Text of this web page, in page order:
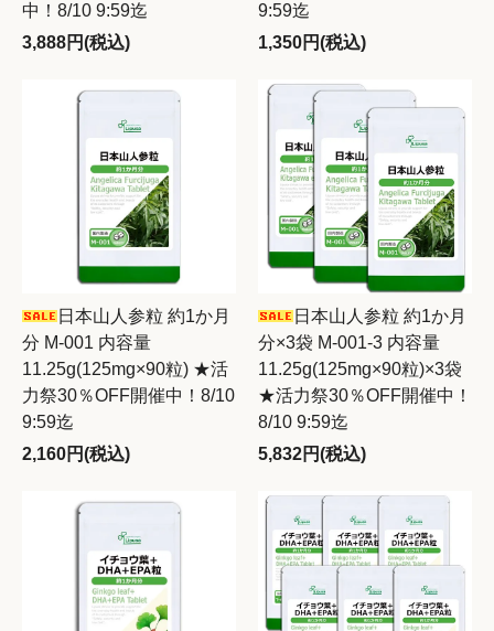
中！8/10 9:59迄
3,888円(税込)
9:59迄
1,350円(税込)
日本山人参粒 約1か月
分 M-001 内容量
11.25g(125mg×90粒) ★活
力祭30％OFF開催中！8/10
9:59迄
2,160円(税込)
日本山人参粒 約1か月
分×3袋 M-001-3 内容量
11.25g(125mg×90粒)×3袋
★活力祭30％OFF開催中！
8/10 9:59迄
5,832円(税込)